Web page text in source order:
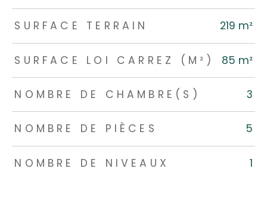
SURFACE TERRAIN 219 m²
SURFACE LOI CARREZ (M²) 85 m²
NOMBRE DE CHAMBRE(S) 3
NOMBRE DE PIÈCES 5
NOMBRE DE NIVEAUX 1